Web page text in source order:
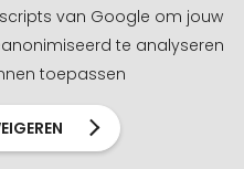
van Google om jouw
te analyseren
toepassen